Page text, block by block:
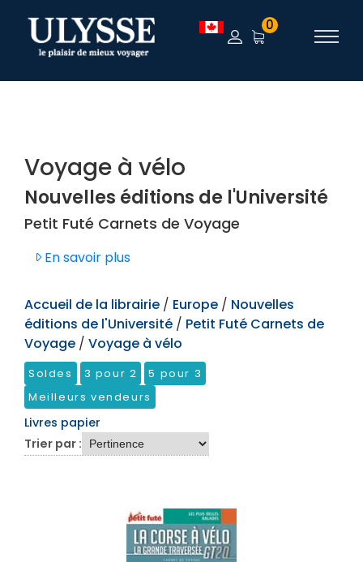
TEST 0
Voyage à vélo
Nouvelles éditions de l'Université
Petit Futé Carnets de Voyage
En savoir plus
Accueil de la librairie / Europe / Nouvelles
éditions de l'Université / Petit Futé Carnets de
Voyage / Voyage à vélo
Soldes 3 pour 2
5 pour 3
Meilleurs vendeurs
Livres papier
Trier par :